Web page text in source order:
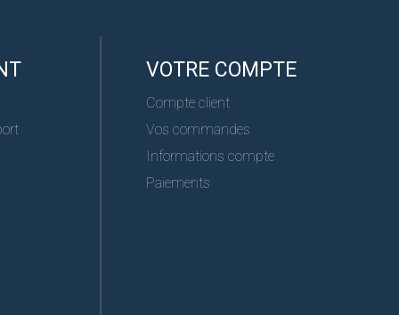
VOTRE COMPTE
Compte client
Vos commandes
Informations compte
Paiements